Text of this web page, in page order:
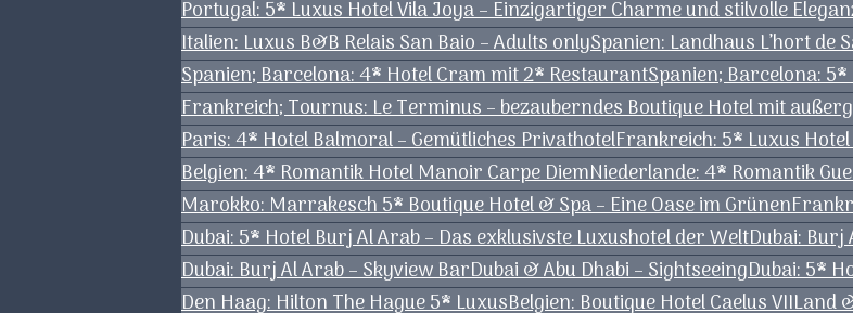
Portugal: 5* Luxus Hotel Vila Joya – Einzigartiger Charme und stilvolle
Italien: Luxus B&B Relais San Baio – Adults onlySpanien: Landhaus L’hort de
Spanien; Barcelona: 4* Hotel Cram mit 2* RestaurantSpanien; Barcelona:
Frankreich; Tournus: Le Terminus – bezauberndes Boutique Hotel mit
Paris: 4* Hotel Balmoral – Gemütliches PrivathotelFrankreich: 5* Luxus
Belgien: 4* Romantik Hotel Manoir Carpe DiemNiederlande: 4* Romantik
Marokko: Marrakesch 5* Boutique Hotel & Spa – Eine Oase im Grünen
Dubai: 5* Hotel Burj Al Arab – Das exklusivste Luxushotel der WeltDubai: Burj
Dubai: Burj Al Arab – Skyview BarDubai & Abu Dhabi – SightseeingDubai: 5*
Den Haag: Hilton The Hague 5* LuxusBelgien: Boutique Hotel Caelus VIILand